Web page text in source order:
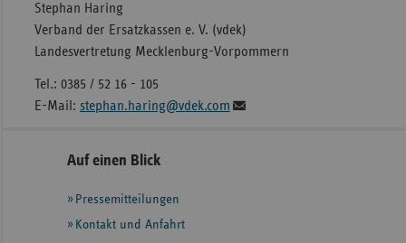
Stephan Haring
Verband der Ersatzkassen e. V. (vdek)
Landesvertretung Mecklenburg-Vorpommern
Tel.: 0385 / 52 16 - 105
E-Mail: stephan.haring@vdek.com
Seitennavigation
Seitenleiste
weiteren
Informationen
Auf einen Blick
Pressemitteilungen
Kontakt und Anfahrt